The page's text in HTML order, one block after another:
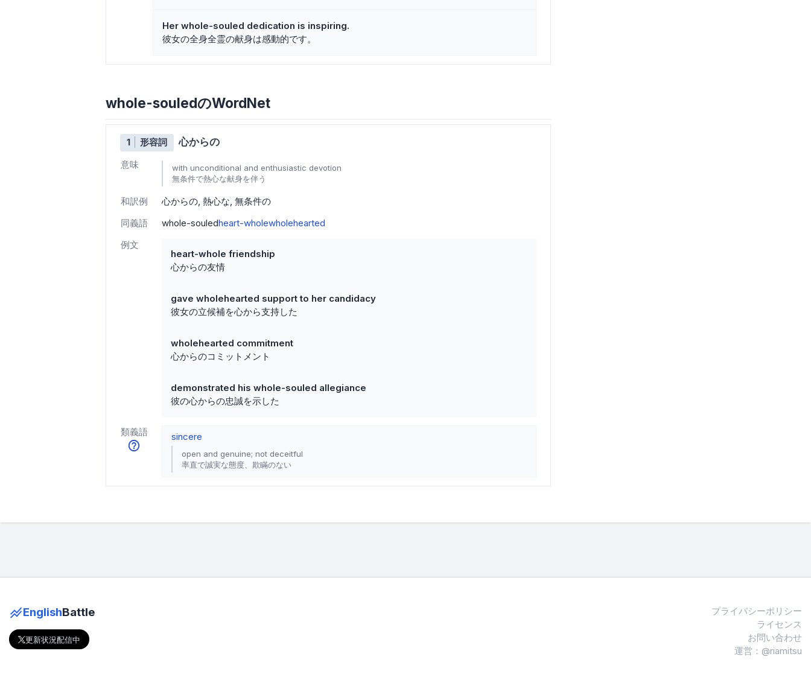
Her whole-souled dedication is inspiring.
彼女の全身全霊の献身は感動的です。
whole-souledのWordNet
1 形容詞 心からの
意味
with unconditional and enthusiastic devotion
無条件で熱心な献身を伴う
和訳例 心からの 熱心な 無条件の
同義語
whole-souledheart-wholewholehearted
例文
heart-whole friendship
心からの友情
gave wholehearted support to her candidacy
彼女の立候補を心から支持した
wholehearted commitment
心からのコミットメント
demonstrated his whole-souled allegiance
彼の心からの忠誠を示した
類義語 sincere
open and genuine; not deceitful
率直で誠実な態度、欺瞞のない
EnglishBattle
更新状況配信中
プライバシーポリシー
ライセンス
お問い合わせ
運営：@riamitsu